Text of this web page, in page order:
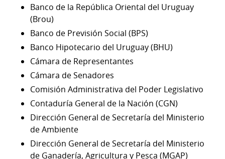
Banco de la República Oriental del Uruguay
(Brou)
Banco de Previsión Social (BPS)
Banco Hipotecario del Uruguay (BHU)
Cámara de Representantes
Cámara de Senadores
Comisión Administrativa del Poder Legislativo
Contaduría General de la Nación (CGN)
Dirección General de Secretaría del Ministerio
de Ambiente
Dirección General de Secretaría del Ministerio
de Ganadería, Agricultura y Pesca (MGAP)